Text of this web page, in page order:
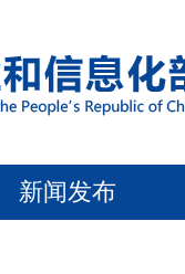
新闻发布